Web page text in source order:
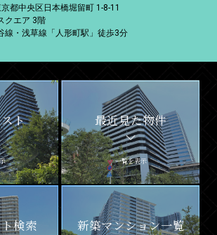
都中央区日本橋堀留町 1-8-11
クエア 3階
線・浅草線「人形町駅」徒歩3分
ト 最近見た物件
一覧を表示
検索 新築マンション一覧